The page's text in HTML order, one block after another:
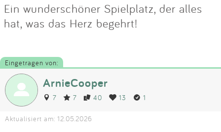
Ein wunderschöner Spielplatz, der alles
hat, was das Herz begehrt!
Eingetragen von:
ArnieCooper
7 7 40 13 1
Aktualisiert am: 12.05.2026